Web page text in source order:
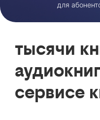
для
тысячи
сервисе